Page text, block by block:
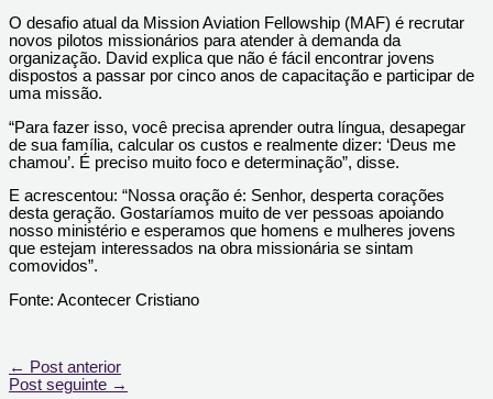
O desafio atual da Mission Aviation Fellowship (MAF) é recrutar
novos pilotos missionários para atender à demanda da
organização. David explica que não é fácil encontrar jovens
dispostos a passar por cinco anos de capacitação e participar de
uma missão.
“Para fazer isso, você precisa aprender outra língua, desapegar
de sua família, calcular os custos e realmente dizer: ‘Deus me
chamou’. É preciso muito foco e determinação”, disse.
E acrescentou: “Nossa oração é: Senhor, desperta corações
desta geração. Gostaríamos muito de ver pessoas apoiando
nosso ministério e esperamos que homens e mulheres jovens
que estejam interessados ​​na obra missionária se sintam
comovidos”.
Fonte: Acontecer Cristiano
← Post anterior
Post seguinte →